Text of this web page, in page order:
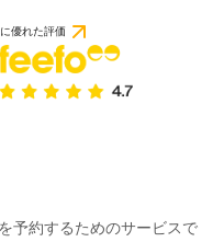
優れた評価
予約するためのサービスで